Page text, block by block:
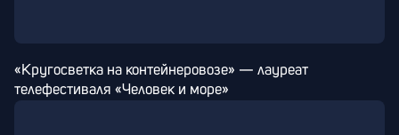
«Кругосветка на контейнеровозе» — лауреат
телефестиваля «Человек и море»